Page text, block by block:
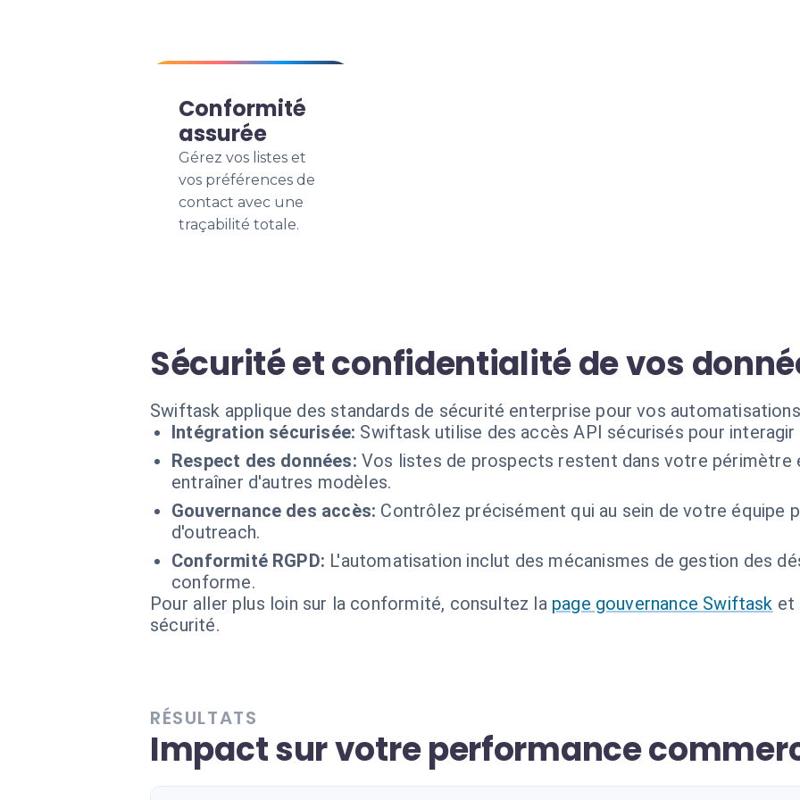
Conformité
assurée
Gérez vos listes et
vos préférences de
contact avec une
traçabilité totale.
Sécurité et confidentialité de vos
Swiftask applique des standards de sécurité enterprise pour vos
Intégration sécurisée: Swiftask utilise des accès API sécurisés pour
Respect des données: Vos listes de prospects restent dans votre périmètre
entraîner d'autres modèles.
Gouvernance des accès: Contrôlez précisément qui au sein de votre équipe
d'outreach.
Conformité RGPD: L'automatisation inclut des mécanismes de gestion des
conforme.
Pour aller plus loin sur la conformité, consultez la page gouvernance Swiftask et
sécurité.
RÉSULTATS
Impact sur votre performance